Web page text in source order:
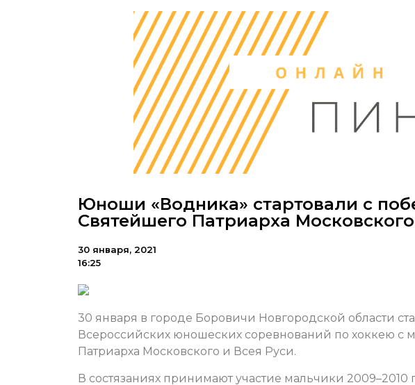
Юноши «Водника» стартовали с
Святейшего Патриарха
30 января, 2021
16:25
30 января в городе Боровичи Новгородской области
Всероссийских юношеских соревнований по хоккею с
Патриарха Московского и Всея Руси.
В состязаниях принимают участие мальчики 2009–2010